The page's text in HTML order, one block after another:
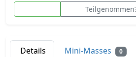
Details Mini-Masses 0